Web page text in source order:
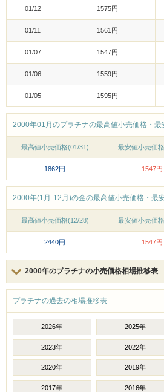
01/12 1575円
01/11 1561円
01/07 1547円
01/06 1559円
01/05 1595円
2000年01月のプラチナの最高値小売価格・
最高値小売価格(01/31) 最安値小売価
1862円 1547円
2000年(1月-12月)の金の最高値小売価格・最
最高値小売価格(12/28) 最安値小売価
2440円 1547円
2000年のプラチナの小売価格相場推移表
プラチナの過去の相場推移表
2026年 2025年
2023年 2022年
2020年 2019年
2017年 2016年